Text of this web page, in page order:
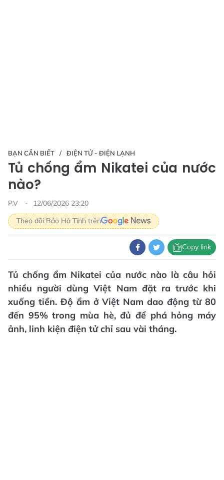
BẠN CẦN BIẾT ĐIỆN TỬ - ĐIỆN LẠNH
Tủ chống ẩm Nikatei của nước
nào?
P.V
12/06/2026 23:20
Theo dõi Báo Hà Tĩnh trên
Copy link
Tủ chống ẩm Nikatei của nước nào là câu hỏi
nhiều người dùng Việt Nam đặt ra trước khi
xuống tiền. Độ ẩm ở Việt Nam dao động từ 80
đến 95% trong mùa hè, đủ để phá hỏng máy
ảnh, linh kiện điện tử chỉ sau vài tháng.